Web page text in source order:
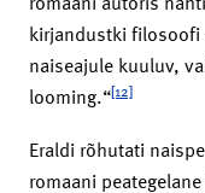
kirjandustki filosoofi
naiseajule kuuluv,
looming.“[12]
Eraldi rõhutati
romaani